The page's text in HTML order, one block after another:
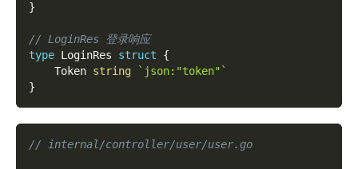
}
// LoginRes 登录响应
type LoginRes struct
{
    Token
string
`json:"token"`
}
// internal/controller/user/user.go